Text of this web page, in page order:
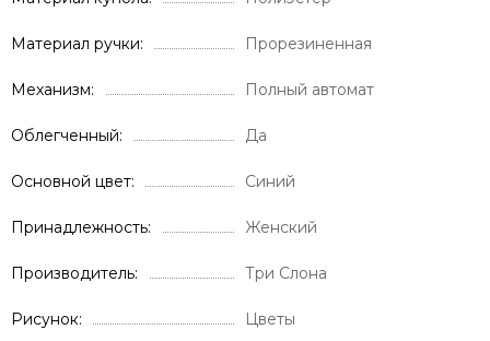
Материал ручки Прорезиненная
Механизм Полный автомат
Облегченный Да
Основной цвет Синий
Принадлежность Женский
Производитель Три Слона
Рисунок Цветы